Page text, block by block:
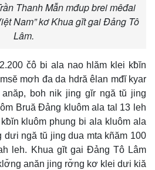
Thanh Mẫn mđup brei mêđai
Nam” kơ Khua gĭt gai Đảng Tô
Lâm.
čô bi ala nao hlăm klei kƀĭn
mơh đa da hdră êlan mđĭ kyar
boh nik jing gĭr ngă tŭ jing
Bruă Đảng kluôm ala tal 13 leh
kluôm phung bi ala kluôm ala
ngă tŭ jing dua mta kñăm 100
leh. Khua gĭt gai Đảng Tô Lâm
anăn jing rơ̆ng kơ klei dưi kiă